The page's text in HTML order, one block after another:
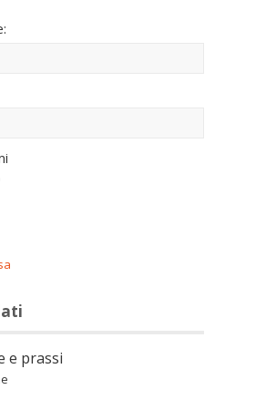
e prassi